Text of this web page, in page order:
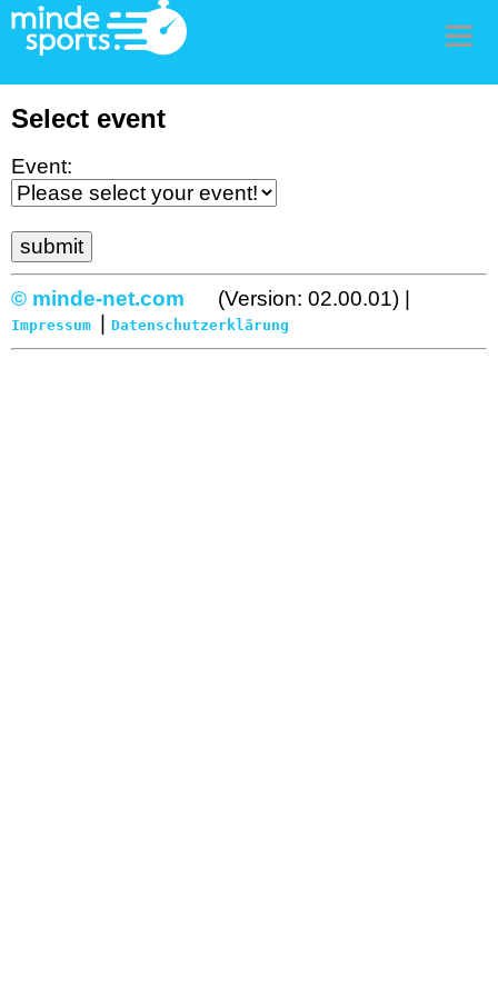
Select event
Event:
© minde-net.com (Version: 02.00.01) |
Impressum | Datenschutzerklärung